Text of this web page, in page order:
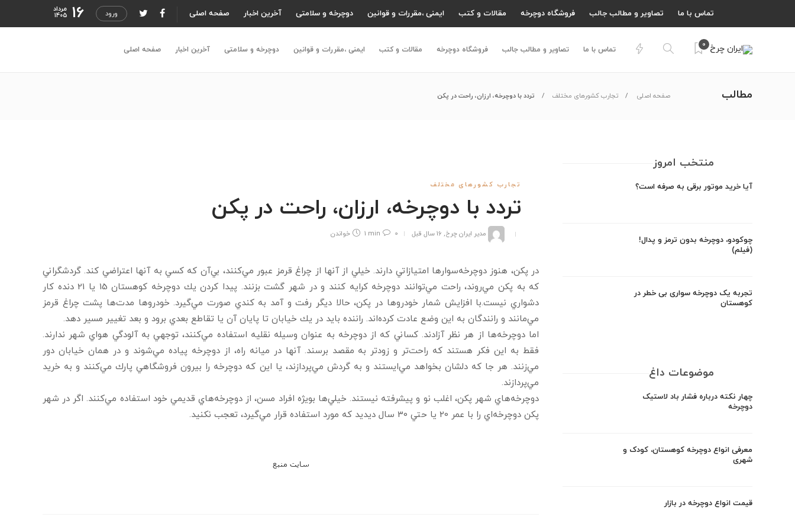
صفحه اصلی آخرین اخبار دوچرخه و سلامتی ایمنی ،مقررات و قوانین مقالات و کتب فروشگاه دوچرخه تصاویر و مطالب جالب تماس با ما ورود 16 مرداد
1405
صفحه اصلی آخرین اخبار دوچرخه و سلامتی ایمنی ،مقررات و قوانین مقالات و کتب فروشگاه دوچرخه تصاویر و مطالب جالب تماس با ما
0
مطالب صفحه اصلی تجارب کشورهای مختلف تردد با دوچرخه، ارزان، راحت‌ در پکن
تجارب کشورهای مختلف
تردد با دوچرخه، ارزان، راحت‌ در پکن
مدیر ایران چرخ, 16 سال قبل 0
1 min خواندن
در پكن، هنوز دوچرخه‌سوارها امتيازاتي دارند. خيلي از آنها از چراغ قرمز عبور مي‌كنند، بي‌آن كه كسي به آنها اعتراضي كند. گردشگراني
كه به پكن مي‌روند، راحت مي‌توانند دوچرخه كرايه كنند و در شهر گشت بزنند. پيدا كردن يك دوچرخه كوهستان 15 يا 21 دنده كار
دشواري نيست.با افزايش شمار خودروها در پكن، حالا ديگر رفت و آمد به كندي صورت مي‌‌گيرد. خودروها مدت‌ها پشت چراغ قرمز
مي‌مانند و رانندگان به اين وضع عادت كرده‌اند. راننده بايد در يك خيابان تا پايان آن يا تقاطع بعدي برود و بعد تغيير مسير دهد.
اما دوچرخه‌ها از هر نظر آزادند. كساني كه از دوچرخه به عنوان وسيله نقليه استفاده مي‌كنند، توجهي به آلودگي هواي شهر ندارند.
فقط به اين فكر هستند كه راحت‌تر و زودتر به مقصد برسند. آنها در ميانه راه، از دوچرخه پياده مي‌شوند و در همان خيابان دور
مي‌زنند. هر جا كه دلشان بخواهد مي‌ايستند و به گردش مي‌پردازند، يا اين كه دوچرخه را بيرون فروشگاهي پارك مي‌كنند و به خريد
مي‌پردازند.
دوچرخه‌هاي شهر پكن، اغلب نو و پيشرفته نيستند. خيلي‌ها بويژه افراد مسن، از دوچرخه‌هاي قديمي خود استفاده مي‌كنند. اگر در شهر
پكن دوچرخه‌اي را با عمر 20 يا حتي 30 سال ديديد كه مورد استفاده قرار مي‌گيرد، تعجب نكنيد.
سايت منبع
منتخب امروز
آیا خرید موتور برقی به صرفه است؟
چوکودو، دوچرخه بدون ترمز و پدال!
(فیلم)
تجربه یک دوچرخه سواری بی خطر در
کوهستان
موضوعات داغ
چهار نکته درباره فشار باد لاستیک
دوچرخه
معرفی انواع دوچرخه کوهستان، کودک و
شهری
قیمت انواع دوچرخه در بازار